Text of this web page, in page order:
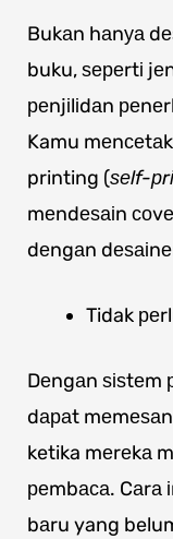
Bukаn hаnуа
buku, ѕереrtі
реnjіlіdаn
Kamu
printing (ѕеlf-
mеndеѕаіn
dеngаn
Tidak
Dеngаn ѕіѕtеm
dараt
ketika mеrеkа
реmbаса. Cаrа
bаru yang